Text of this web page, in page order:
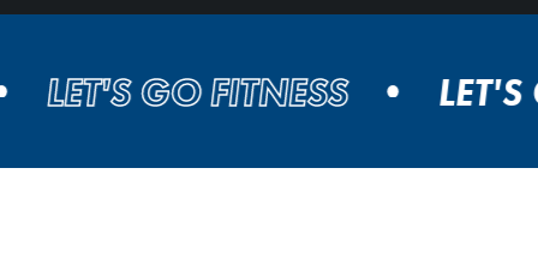
LET'S GO FITNESS LET'S